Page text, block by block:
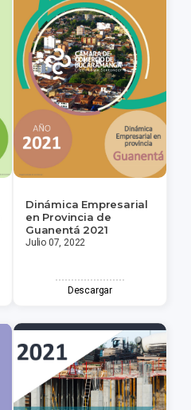
Dinámica Empresarial
en Provincia de
Guanentá 2021
Julio 07, 2022
Descargar